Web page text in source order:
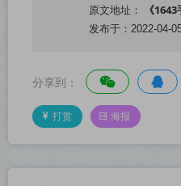
原文地址：
《
发布于：2022-04-
分享到：
打赏 海报